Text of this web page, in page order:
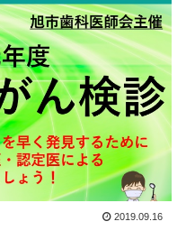
2019.09.16